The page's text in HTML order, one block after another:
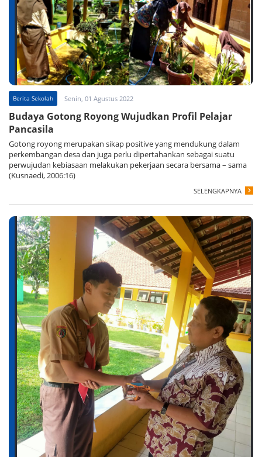
Berita Sekolah Senin, 01 Agustus 2022
Budaya Gotong Royong Wujudkan Profil Pelajar
Pancasila
Gotong royong merupakan sikap positive yang mendukung dalam
perkembangan desa dan juga perlu dipertahankan sebagai suatu
perwujudan kebiasaan melakukan pekerjaan secara bersama – sama
(Kusnaedi, 2006:16)
SELENGKAPNYA